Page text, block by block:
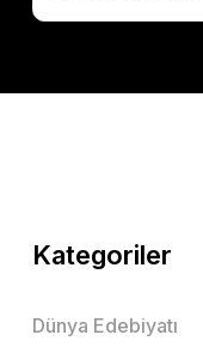
Kategoriler
Dünya Edebiyatı